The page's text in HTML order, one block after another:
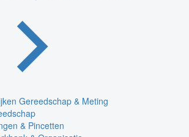
Gereedschap & Meting
& Pincetten